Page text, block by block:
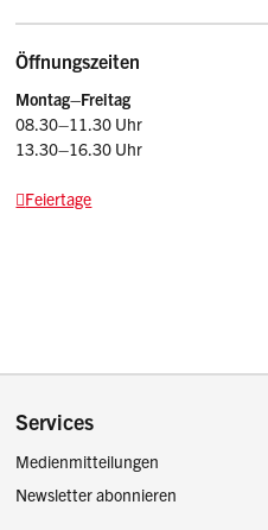
Öffnungszeiten
Montag–Freitag
08.30–11.30 Uhr
13.30–16.30 Uhr
Feiertage
Footer
Services
Medienmitteilungen
Newsletter abonnieren